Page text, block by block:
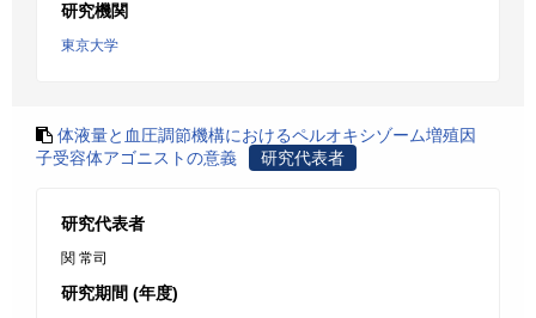
研究機関
東京大学
体液量と血圧調節機構におけるペルオキシゾーム増殖因
子受容体アゴニストの意義
研究代表者
研究代表者
関 常司
研究期間 (年度)